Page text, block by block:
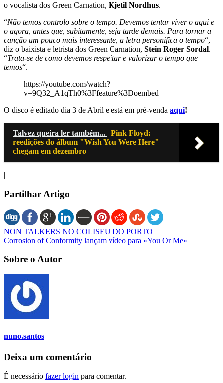
o vocalista dos Green Carnation, Kjetil Nordhus.
“Não temos controlo sobre o tempo. Devemos tentar viver o aqui e
o agora, antes que, subitamente, seja tarde demais. Para tornar a
canção um pouco mais interessante, a letra personifica o tempo“,
diz o baixista e letrista dos Green Carnation, Stein Roger Sordal.
“Trata-se de como devemos respeitar e valorizar o tempo que
temos“.
https://youtube.com/watch?
v=9Q32_A1qTh0%3Ffeature%3Doembed
O disco é editado dia 3 de Abril e está em pré-venda aqui!
Talvez queira ler também...
Pink Floyd:
reedições do álbum "Wish You Were Here"
chegam em dezembro
|
Partilhar Artigo
NON TALKERS NO COLISEU DO PORTO
Corrosion of Conformity lançam vídeo para «You Or Me»
Sobre o Autor
nuno.santos
Deixa um comentário
É necessário fazer login para comentar.